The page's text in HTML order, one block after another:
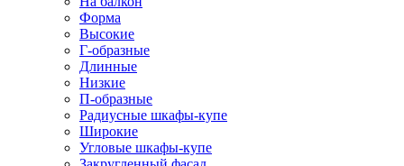
Форма
Высокие
Г-образные
Длинные
Низкие
П-образные
Радиусные шкафы-купе
Широкие
Угловые шкафы-купе